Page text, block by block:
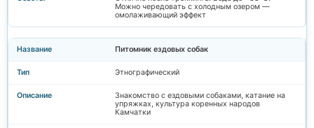
Можно чередовать с холодным озером —
омолаживающий эффект
Питомник ездовых собак
Этнографический
Знакомство с ездовыми собаками, катание на
упряжках, культура коренных народов
Камчатки